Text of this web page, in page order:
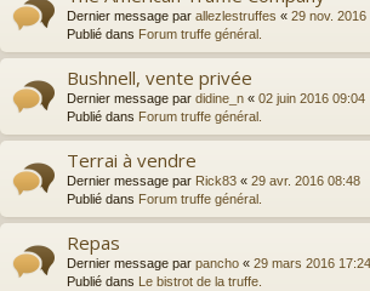
Dernier message par allezlestruffes « 29 nov. 2016
Publié dans Forum truffe général.
Bushnell, vente privée
Dernier message par didine_n « 02 juin 2016 09:04
Publié dans Forum truffe général.
Terrai à vendre
Dernier message par Rick83 « 29 avr. 2016 08:48
Publié dans Forum truffe général.
Repas
Dernier message par pancho « 29 mars 2016 17:24
Publié dans
Le bistrot de la truffe.